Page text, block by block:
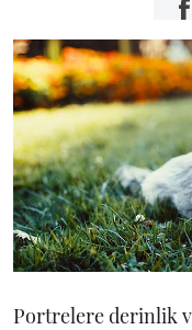
Portrelere derinlik